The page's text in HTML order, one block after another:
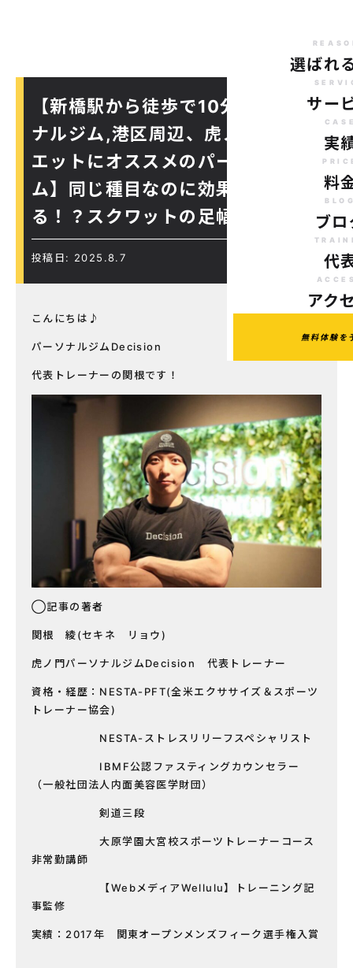
選ばれ
サー
実
料
ブロ
代
アク
無料体験を
【新橋駅から徒歩で10分のパーソ
ナルジム,港区周辺、虎ノ門駅ダイ
エットにオススメのパーソナルジ
ム】同じ種目なのに効果が変わ
る！？スクワットの足幅解説♪
投稿日: 2025.8.7
こんにちは♪
パーソナルジムDecision
代表トレーナーの関根です！
◯記事の著者
関根 綾(セキネ リョウ)
虎ノ門パーソナルジムDecision 代表トレーナー
資格・経歴：NESTA-PFT(全米エクササイズ＆スポーツ
トレーナー協会)
NESTA-ストレスリリーフスペシャリスト
IBMF公認ファスティングカウンセラー
（一般社団法人内面美容医学財団）
剣道三段
大原学園大宮校スポーツトレーナーコース
非常勤講師
【WebメディアWellulu】トレーニング記
事監修
実績：2017年 関東オープンメンズフィーク選手権入賞